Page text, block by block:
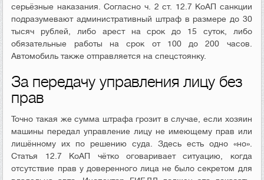
серьёзные наказания. Согласно ч. 2 ст. 12.7 КоАП санкции
подразумевают административный штраф в размере до 30
тысяч рублей, либо арест на срок до 15 суток, либо
обязательные работы на срок от 100 до 200 часов.
Автомобиль также отправляется на спецстоянку.
За передачу управления лицу без
прав
Точно такая же сумма штрафа грозит в случае, если хозяин
машины передал управление лицу не имеющему прав или
лишённому их по решению суда. Здесь есть одно «но».
Статья 12.7 КоАП чётко оговаривает ситуацию, когда
отсутствие прав у доверенного лица не было секретом для